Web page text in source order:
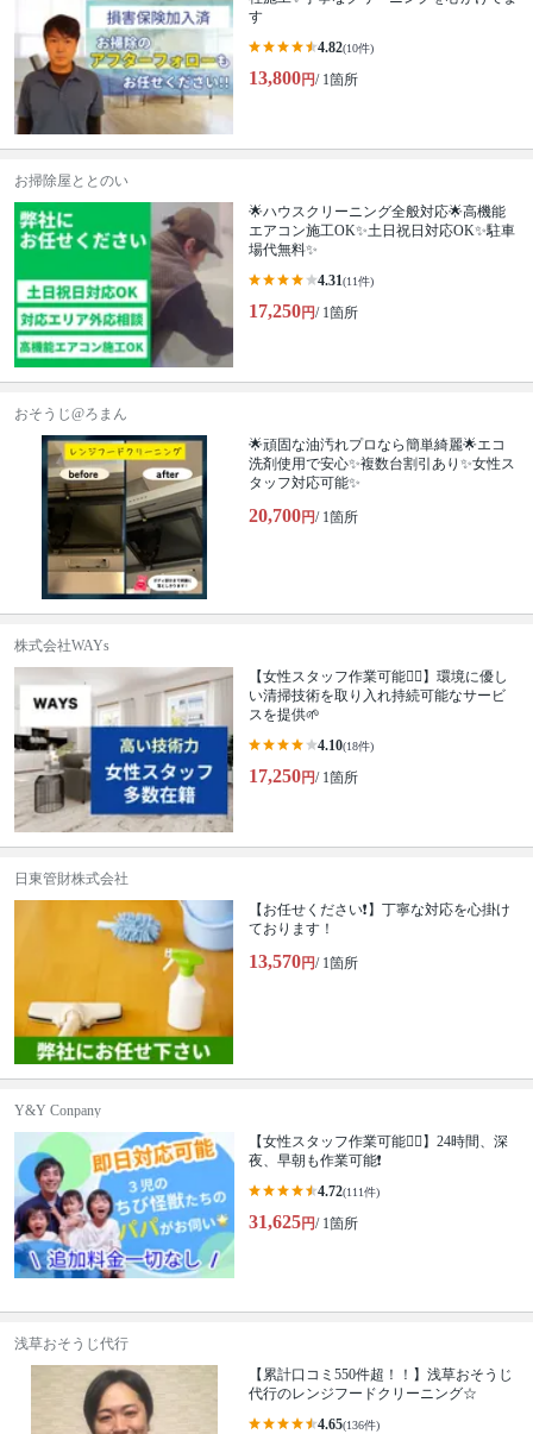
す
4.82(10件)
13,800円/ 1箇所
お掃除屋ととのい
🌟ハウスクリーニング全般対応🌟高機能
エアコン施工OK✨土日祝日対応OK✨駐車
場代無料✨
4.31(11件)
17,250円/ 1箇所
おそうじ@ろまん
🌟頑固な油汚れプロなら簡単綺麗🌟エコ
洗剤使用で安心✨複数台割引あり✨女性ス
タッフ対応可能✨
20,700円/ 1箇所
株式会社WAYs
【女性スタッフ作業可能🙆‍♀️】環境に優し
い清掃技術を取り入れ持続可能なサービ
スを提供🌱
4.10(18件)
17,250円/ 1箇所
日東管財株式会社
【お任せください❗️】丁寧な対応を心掛け
ております！
13,570円/ 1箇所
Y&Y Conpany
【女性スタッフ作業可能🙆‍♀️】24時間、深
夜、早朝も作業可能❗️
4.72(111件)
31,625円/ 1箇所
浅草おそうじ代行
【累計口コミ550件超！！】浅草おそうじ
代行のレンジフードクリーニング☆
4.65(136件)